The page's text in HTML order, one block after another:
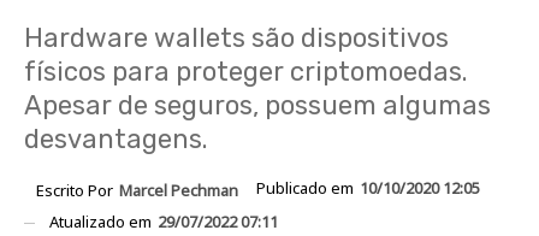
Hardware wallets são dispositivos
físicos para proteger criptomoedas.
Apesar de seguros, possuem algumas
desvantagens.
Escrito Por Marcel Pechman Publicado em 10/10/2020 12:05
Atualizado em 29/07/2022 07:11